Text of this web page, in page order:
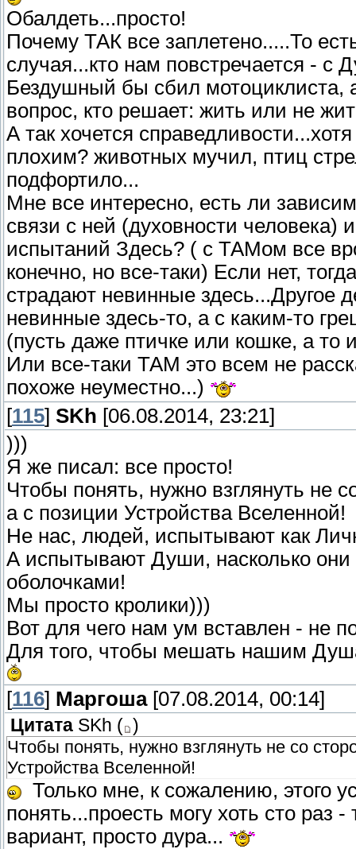
Обалдеть...просто!
Почему ТАК все заплетено.....То
случая...кто нам повстречается - с
Бездушный бы сбил мотоциклиста,
вопрос, кто решает: жить или не
А так хочется
плохим? животных мучил, птиц
подфортило...
Мне все интересно, есть ли
связи с ней (духовности
испытаний Здесь? ( с ТАМом все
конечно, но все-таки) Если нет,
страдают невинные здесь...Другое
невинные здесь-то, а с каким-то
(пусть даже птичке или кошке, а то
Или все-таки ТАМ это всем не
похоже неуместно...)
[115] SKh [06.08.2014, 23:21]
)))
Я же писал: все просто!
Чтобы понять, нужно взглянуть не
а с позиции Устройства Вселенной!
Не нас, людей, испытывают как
А испытывают Души, насколько
оболочками!
Мы просто кролики)))
Вот для чего нам ум вставлен - не
Для того, чтобы мешать нашим
[116] Маргоша[07.08.2014, 00:14]
Цитата SKh ( )
Чтобы понять, нужно взглянуть не со
Устройства Вселенной!
Только мне, к сожалению, этого
понять...проесть могу хоть сто раз
вариант, просто дура...